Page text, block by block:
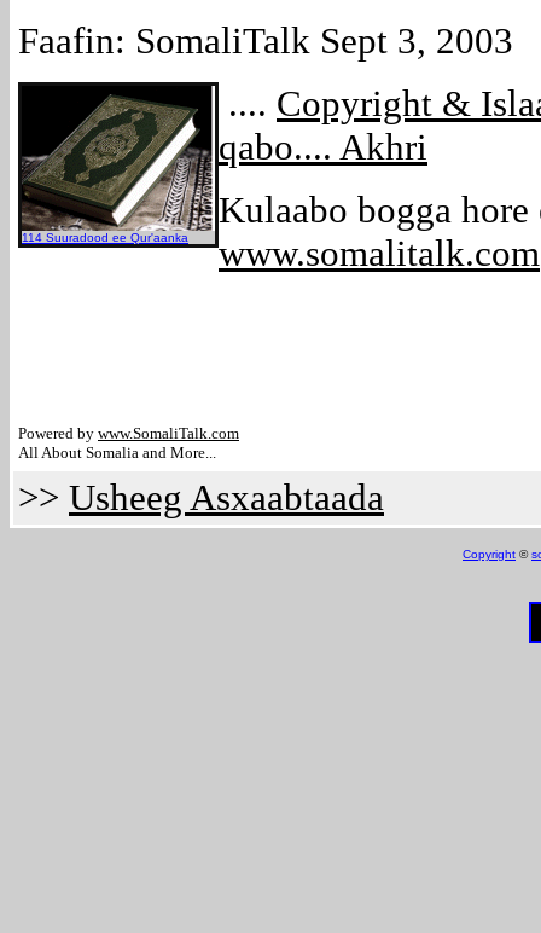
Faafin: SomaliTalk Sept 3, 2003
114 Suuradood ee Qur'aanka
.... Copyright &
qabo.... Akhri
Kulaabo bogga
www.somalitalk.com
Powered by www.SomaliTalk.com
All About Somalia and More...
>> Usheeg Asxaabtaada
Copyright ©